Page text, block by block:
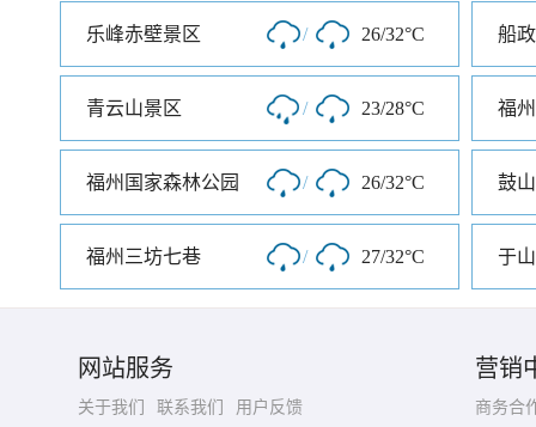
乐峰赤壁景区 / 26/32°C 船
青云山景区 / 23/28°C
福州国家森林公园 / 26/32°C 鼓山
福州三坊七巷 / 27/32°C 于
网站服务
关于我们 联系我们
用户反馈
营销
商务合